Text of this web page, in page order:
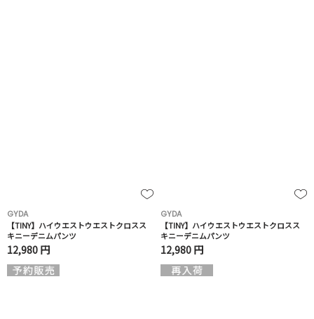
GYDA
【TINY】ハイウエストウエストクロスス
キニーデニムパンツ
12,980 円
GYDA
【TINY】ハイウエストウエストクロスス
キニーデニムパンツ
12,980 円